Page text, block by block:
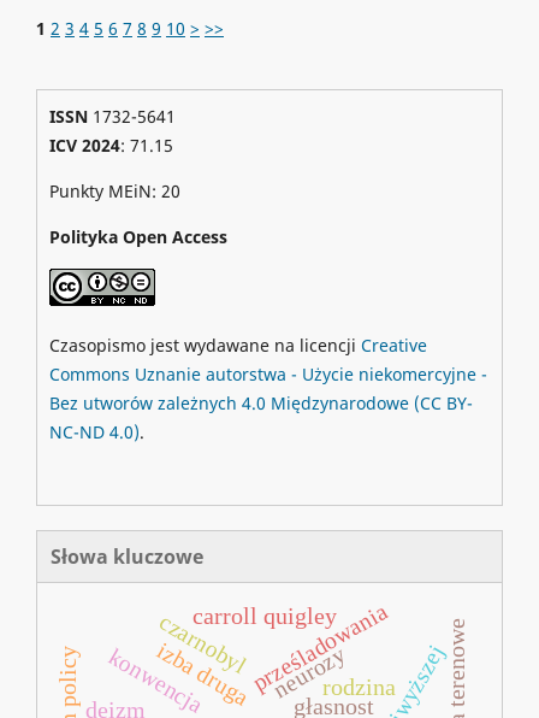
1 2 3 4 5 6 7 8 9 10 > >>
ISSN1732-5641
ICV 2024: 71.15
Punkty MEiN: 20
Polityka Open Access
Czasopismo jest wydawane na licencji Creative
Commons Uznanie autorstwa - Użycie niekomercyjne -
Bez utworów zależnych 4.0 Międzynarodowe (CC BY-
NC-ND 4.0).
Słowa kluczowe
rodzina
izba drugaprześladowania
czarnobyl
konwencja
deizm głasnost
neurozy
carroll quigley